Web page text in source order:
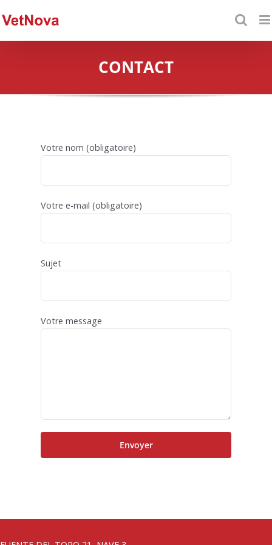
al
CONTACT
Votre nom (obligatoire)
Votre e-mail (obligatoire)
Sujet
Votre message